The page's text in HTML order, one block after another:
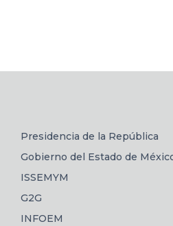
Presidencia de la República
Gobierno del Estado de
ISSEMYM
G2G
INFOEM